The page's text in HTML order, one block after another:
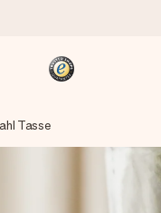
vor und schicken es
richtigen Zeitpunkt
zählt.
Tasse